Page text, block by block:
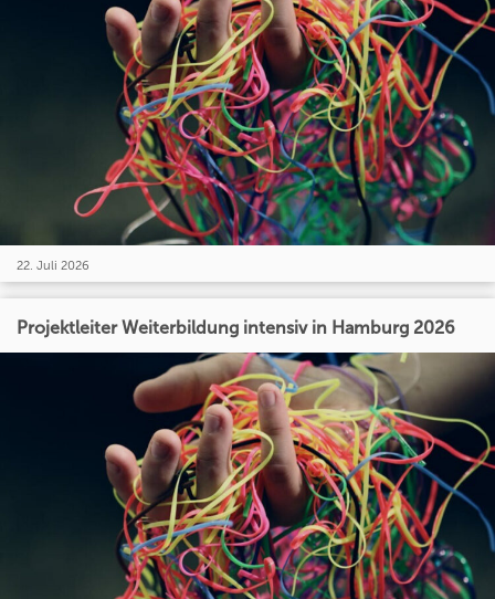
22. Juli 2026
Projektleiter Weiterbildung intensiv in Hamburg 2026